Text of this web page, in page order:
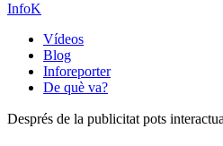
InfoK
Vídeos
Blog
Inforeporter
De què va?
Després de la publicitat pots